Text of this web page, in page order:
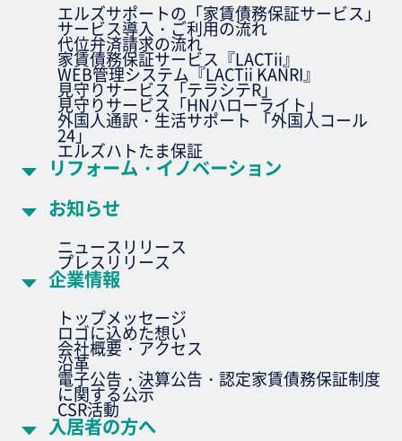
エルズサポートの「家賃債務保証サービス」
サービス導入・ご利用の流れ
代位弁済請求の流れ
家賃債務保証サービス『LACTii』
WEB管理システム『LACTii KANRI』
見守りサービス「テラシテR」
見守りサービス「HNハローライト」
外国人通訳・生活サポート 「外国人コール
24」
エルズハトたま保証
リフォーム・イノベーション
お知らせ
ニュースリリース
プレスリリース
企業情報
トップメッセージ
ロゴに込めた想い
会社概要・アクセス
沿革
電子公告・決算公告・認定家賃債務保証制度
に関する公示
CSR活動
入居者の方へ